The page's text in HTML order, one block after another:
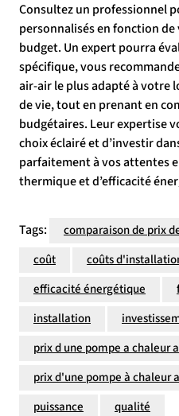
Consultez un professionnel
personnalisés en fonction
budget. Un expert pourra
spécifique, vous
air-air le plus adapté à votre
de vie, tout en prenant en
budgétaires. Leur expertise
choix éclairé et d’investir
parfaitement à vos attentes
thermique et d’efficacité
Tags:
comparaison de prix
coût
coûts
efficacité énergétique
installation
prix d une pompe a chaleur
prix d'une pompe à chaleur
puissance
qualité